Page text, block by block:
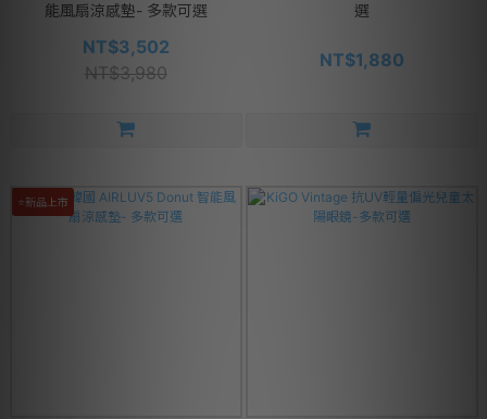
能風扇涼感墊- 多款可選
NT$3,502
NT$3,980
選
NT$1,880
⭐新品上市